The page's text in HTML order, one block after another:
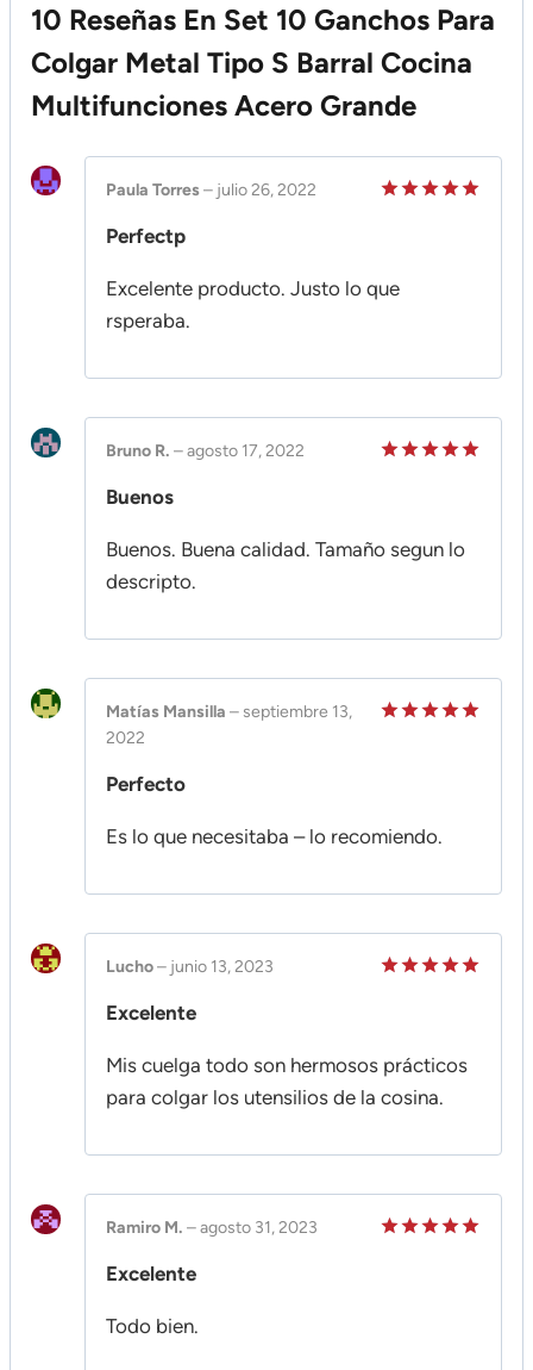
10 Reseñas En Set 10 Ganchos Para
Colgar Metal Tipo S Barral Cocina
Multifunciones Acero Grande
Paula Torres – julio 26, 2022
Perfectp
Excelente producto. Justo lo que
rsperaba.
Bruno R. –agosto 17, 2022
Buenos
Buenos. Buena calidad. Tamaño segun lo
descripto.
Matías Mansilla – septiembre 13,
2022
Perfecto
Es lo que necesitaba – lo recomiendo.
Lucho– junio 13, 2023
Excelente
Mis cuelga todo son hermosos prácticos
para colgar los utensilios de la cosina.
Ramiro M. –agosto 31, 2023
Excelente
Todo bien.